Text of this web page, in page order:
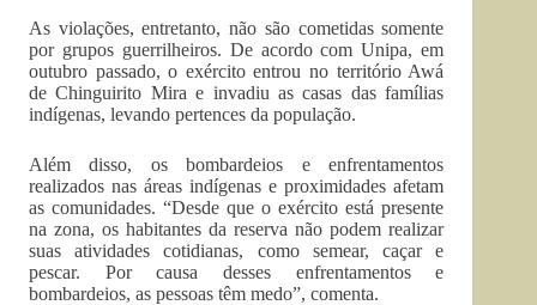
As violações, entretanto, não são cometidas somente
por grupos guerrilheiros. De acordo com Unipa, em
outubro passado, o exército entrou no território Awá
de Chinguirito Mira e invadiu as casas das famílias
indígenas, levando pertences da população.
Além disso, os bombardeios e enfrentamentos
realizados nas áreas indígenas e proximidades afetam
as comunidades. “Desde que o exército está presente
na zona, os habitantes da reserva não podem realizar
suas atividades cotidianas, como semear, caçar e
pescar. Por causa desses enfrentamentos e
bombardeios, as pessoas têm medo”, comenta.